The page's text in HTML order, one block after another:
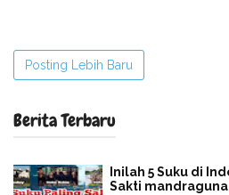
Posting Lebih Baru
Berita Terbaru
Inilah 5 Suku di
Sakti